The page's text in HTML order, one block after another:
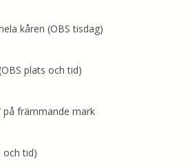
kåren (OBS tisdag)
plats och tid)
på främmande mark
och tid)